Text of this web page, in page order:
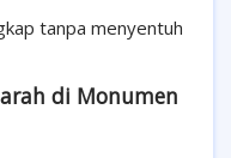
tanpa menyentuh
di Monumen